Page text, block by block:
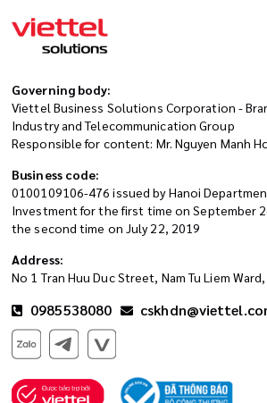
Governing body:
Viettel Business Solutions Corporation -
Industry and Telecommunication Group
Responsible for content: Mr. Nguyen Manh
Business code:
0100109106-476 issued by Hanoi
Investment for the first time on September
the second time on July 22, 2019
Address:
No 1 Tran Huu Duc Street, Nam Tu Liem
0985538080